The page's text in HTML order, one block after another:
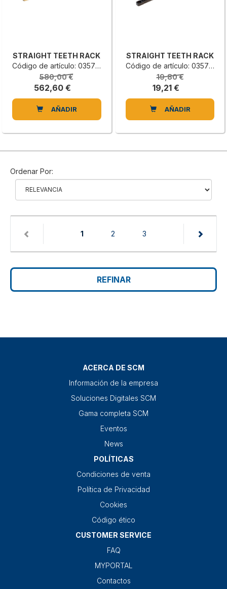
STRAIGHT TEETH RACK
Código de artículo: 0357511400E
580,00 €
562,60 €
AÑADIR
STRAIGHT TEETH RACK
Código de artículo: 0357511300C
19,80 €
19,21 €
AÑADIR
Ordenar Por:
1(current)
2 3
REFINAR
ACERCA DE SCM
Información de la empresa
Soluciones Digitales SCM
Gama completa SCM
Eventos
News
POLÍTICAS
Condiciones de venta
Política de Privacidad
Cookies
Código ético
CUSTOMER SERVICE
FAQ
MYPORTAL
Contactos